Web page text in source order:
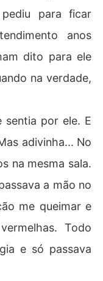
para ficar
anos
dito para ele
na verdade,
por ele. E
adivinha... No
na mesma sala.
a mão no
me queimar e
Todo
e só passava